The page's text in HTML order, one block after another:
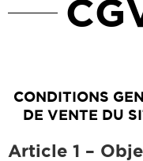
CONDITIONS
DE VENTE DU
Article 1 –